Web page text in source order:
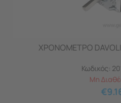
ΧΡΟΝΟΜΕΤΡΟ
Κωδικός:
Μη
€